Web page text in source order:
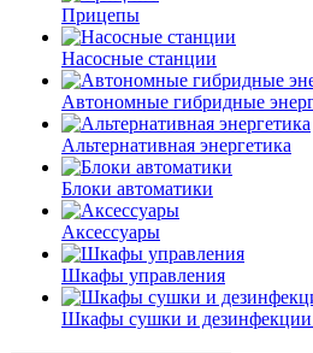
Прицепы
Насосные станции
Автономные гибридные
Альтернативная энергетика
Блоки автоматики
Аксессуары
Шкафы управления
Шкафы сушки и